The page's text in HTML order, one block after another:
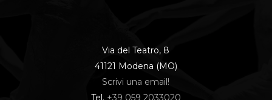
Via del Teatro, 8
41121 Modena (MO)
Scrivi una email!
Tel. +39 059 2033020